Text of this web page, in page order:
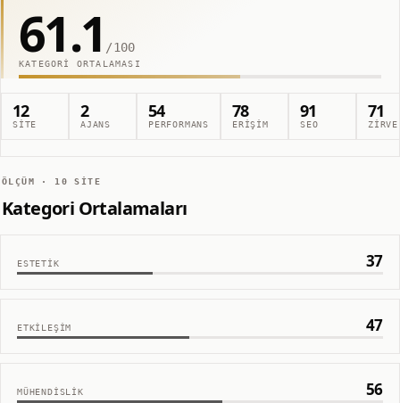
61.1 /100
KATEGORI ORTALAMASI
12
SITE
2
AJANS
54
PERFORMANS
78
ERIŞIM
91
SEO
71
ZIRVE
ÖLÇÜM · 10 SITE
Kategori Ortalamaları
ESTETIK 37
ETKILEŞIM 47
MÜHENDISLIK 56